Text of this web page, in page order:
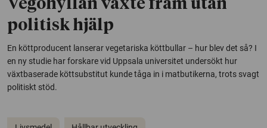
Vegohyllan växte fram utan
politisk hjälp
En köttproducent lanserar vegetariska köttbullar – hur blev det så? I
en ny studie har forskare vid Uppsala universitet undersökt hur
växtbaserade köttsubstitut kunde tåga in i matbutikerna, trots svagt
politiskt stöd.